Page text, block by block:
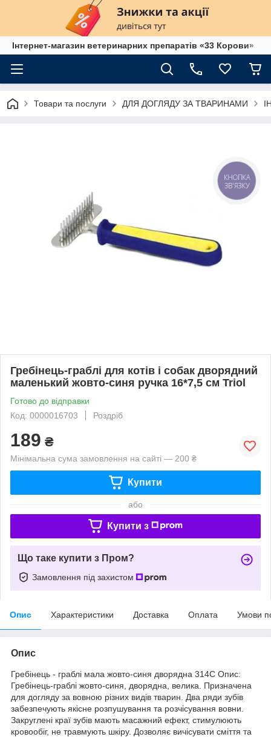
Інтернет-магазин ветеринарних препаратів «33 Корови»
Товари та послуги ДЛЯ ДОГЛЯДУ ЗА ТВАРИНАМИ
Гребінець-граблі для котів і собак дворядний
маленький жовто-синя ручка 16*7,5 см Triol
Готово до відправки
Код: 0000016703
Роздріб
189 ₴
Мінімальна сума замовлення на сайті — 200 ₴
Купити
або
Купити з
Що таке купити з Пром?
Замовлення під захистом
Опис Характеристики Доставка Оплата Умови
Опис
Гребінець - граблі мала жовто-синя дворядна 314С Опис:
Гребінець-граблі жовто-синя, дворядна, велика. Призначена
для догляду за вовною різних видів тварин. Два ряди зубів
забезпечують якісне розпушування та розчісування вовни.
Закруглені краї зубів мають масажний ефект, стимулюють
кровообіг, не травмують шкіру. Дозволяє вичісувати сміття та
КНОПКА
ЗВ'ЯЗКУ